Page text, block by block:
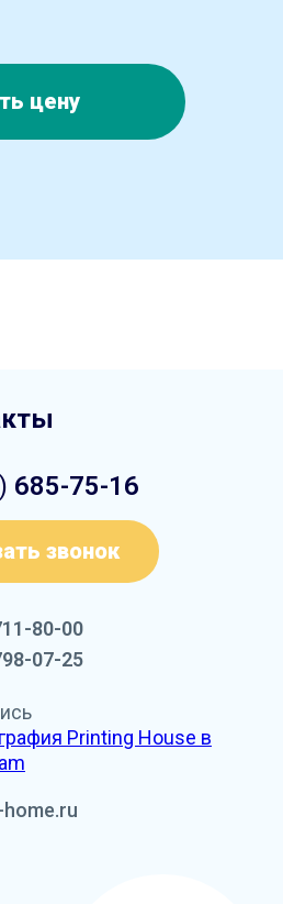
цену
685-75-16
звонок
80-00
07-25